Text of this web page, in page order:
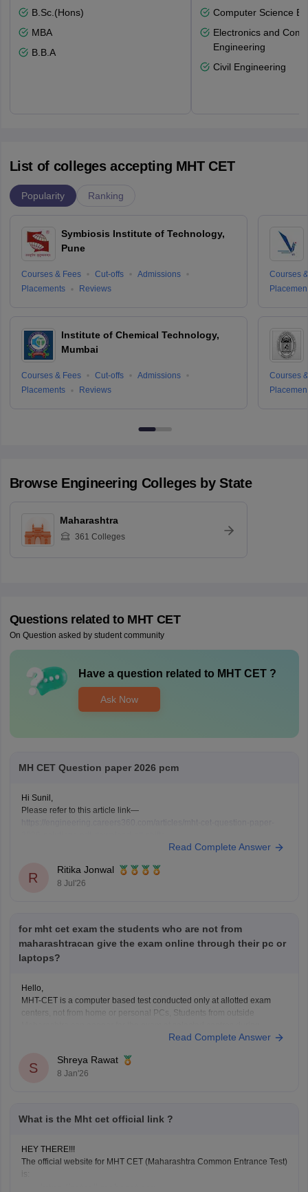
B.Sc.(Hons)
MBA
B.B.A
Computer Science
Electronics and
Engineering
Civil Engineering
List of colleges accepting MHT CET
Popularity Ranking
Symbiosis Institute of Technology,
Pune
Courses & Fees Cut-offs
Admissions
Placements
Reviews
Institute of Chemical Technology,
Mumbai
Courses & Fees Cut-offs
Admissions
Placements
Reviews
Courses
Courses
Browse Engineering Colleges by State
Maharashtra
361 Colleges
Questions related to MHT CET
On Question asked by student community
Have a question related to MHT CET?
Ask Now
MH CET Question paper 2026 pcm
Hi Sunil,
Please refer to this article link—
Read Complete Answer
R
Ritika Jonwal
8 Jul'26
for mht cet exam the students who are not from
maharashtracan give the exam online through their pc or
laptops?
Hello,
MHT-CET is a computer based test conducted only at allotted exam
centers, not from home or personal PCs, Students from outside
application. Non-Maharashtra candidates usually can't claim state
Read Complete Answer
S
Shreya Rawat
8 Jan'26
What is the Mht cet official link ?
HEY THERE!!!
The official website for MHT CET (Maharashtra Common Entrance Test)
is: